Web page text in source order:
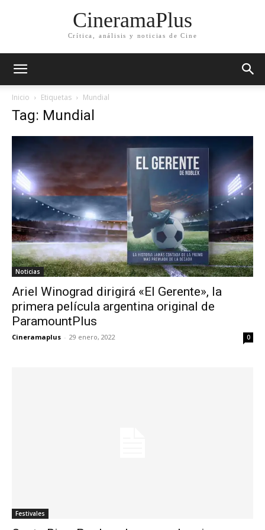
CineramaPlus
Crítica, análisis y noticias de Cine
Inicio Etiquetas Mundial
Tag: Mundial
Noticias
Ariel Winograd dirigirá «El Gerente», la
primera película argentina original de
ParamountPlus
Cineramaplus - 29 enero, 2022 0
Festivales